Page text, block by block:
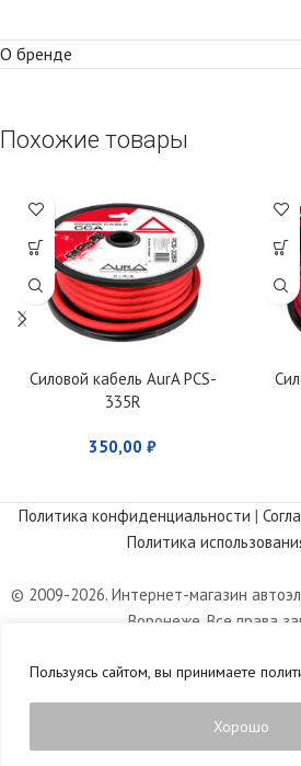
Пользуясь сайтом, вы принимаете
Хорошо
О бренде
Похожие товары
Силовой кабель AurA PCS-
335R
350,00 ₽
Политика конфиденциальности |
Политика
© 2009-2026. Интернет-магазин
Воронеже. Все права
характер и не является публичной
положениями статьи 437